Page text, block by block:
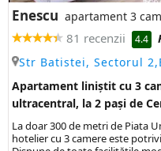
Enescu apartament 3
81 recenzii 4.4
Str Batistei, Sectorul
Apartament liniștit cu 3
ultracentral, la 2 pași de
La doar 300 de metri de Piata
hotelier cu 3 camere este